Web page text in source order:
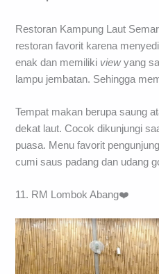
Restoran Kampung Laut
restoran favorit karena
enak dan memiliki viewyang
lampu jembatan. Sehingga
Tempat makan berupa saung
dekat laut. Cocok dikunjungi
puasa. Menu favorit
cumi saus padang dan udang
11. RM Lombok Abang❤️